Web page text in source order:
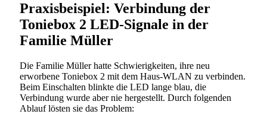
Praxisbeispiel: Verbindung der
Toniebox 2 LED-Signale in der
Familie Müller
Die Familie Müller hatte Schwierigkeiten, ihre neu
erworbene Toniebox 2 mit dem Haus-WLAN zu verbinden.
Beim Einschalten blinkte die LED lange blau, die
Verbindung wurde aber nie hergestellt. Durch folgenden
Ablauf lösten sie das Problem: